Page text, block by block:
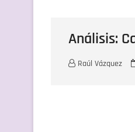
Análisis:
Raúl Vázquez